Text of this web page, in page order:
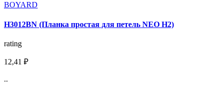
BOYARD
H3012BN (Планка простая для петель NEO H2)
rating
12,41 ₽
..